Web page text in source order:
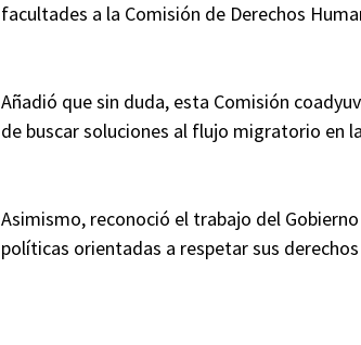
facultades a la Comisión de Derechos
Añadió que sin duda, esta Comisión
de buscar soluciones al flujo migratorio en
Asimismo, reconoció el trabajo del
políticas orientadas a respetar sus